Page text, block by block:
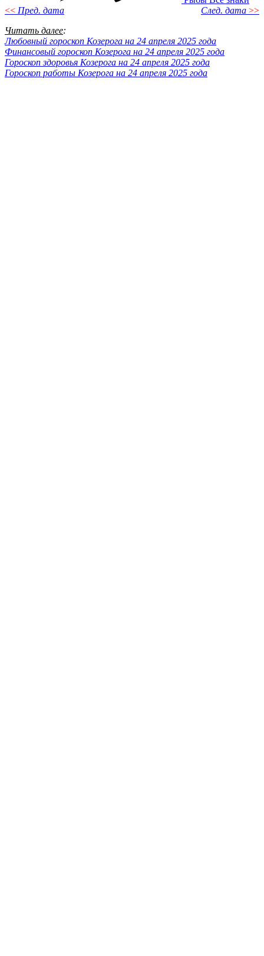
<< Пред. дата След. дата >>
Читать далее:
Любовный гороскоп Козерога на 24 апреля 2025 года
Финансовый гороскоп Козерога на 24 апреля 2025 года
Гороскоп здоровья Козерога на 24 апреля 2025 года
Гороскоп работы Козерога на 24 апреля 2025 года